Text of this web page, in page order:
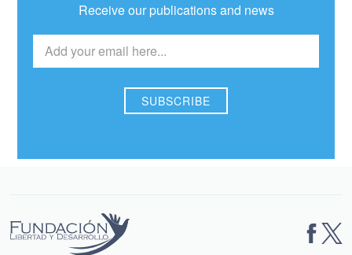
Receive our publications and news